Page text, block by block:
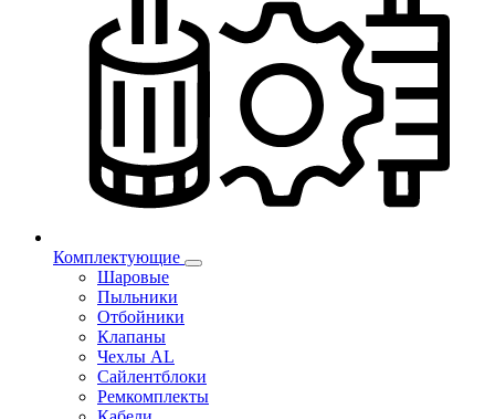
Комплектующие
Шаровые
Пыльники
Отбойники
Клапаны
Чехлы AL
Сайлентблоки
Ремкомплекты